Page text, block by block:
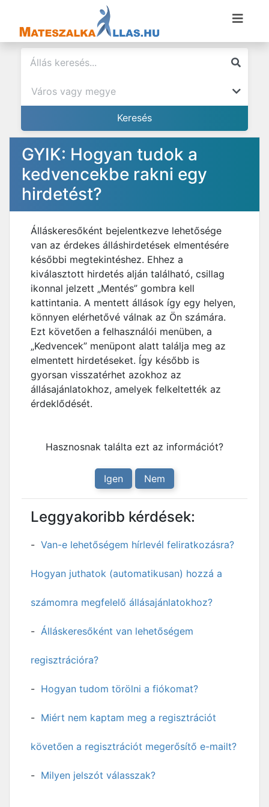
GYIK: Hogyan tudok a
kedvencekbe rakni egy
hirdetést?
Álláskeresőként bejelentkezve lehetősége
van az érdekes álláshirdetések elmentésére
későbbi megtekintéshez. Ehhez a
kiválasztott hirdetés alján található, csillag
ikonnal jelzett „Mentés” gombra kell
kattintania. A mentett állások így egy helyen,
könnyen elérhetővé válnak az Ön számára.
Ezt követően a felhasználói menüben, a
„Kedvencek” menüpont alatt találja meg az
elmentett hirdetéseket. Így később is
gyorsan visszatérhet azokhoz az
állásajánlatokhoz, amelyek felkeltették az
érdeklődését.
Hasznosnak találta ezt az információt?
Igen Nem
Leggyakoribb kérdések:
Van-e lehetőségem hírlevél feliratkozásra?
Hogyan juthatok (automatikusan) hozzá a
számomra megfelelő állásajánlatokhoz?
Álláskeresőként van lehetőségem
regisztrációra?
Hogyan tudom törölni a fiókomat?
Miért nem kaptam meg a regisztrációt
követően a regisztrációt megerősítő e-mailt?
Milyen jelszót válasszak?